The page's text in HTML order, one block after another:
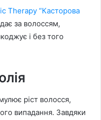
Therapy “Касторова
за волоссям,
і без того
ріст волосся,
випадання. Завдяки